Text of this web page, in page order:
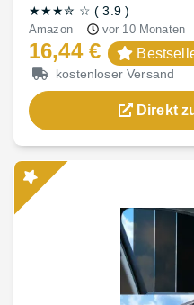
★★★✮ ☆ (3.9)
Amazon vor 10 Monaten
16,44 €
kostenloser Versand
Direkt